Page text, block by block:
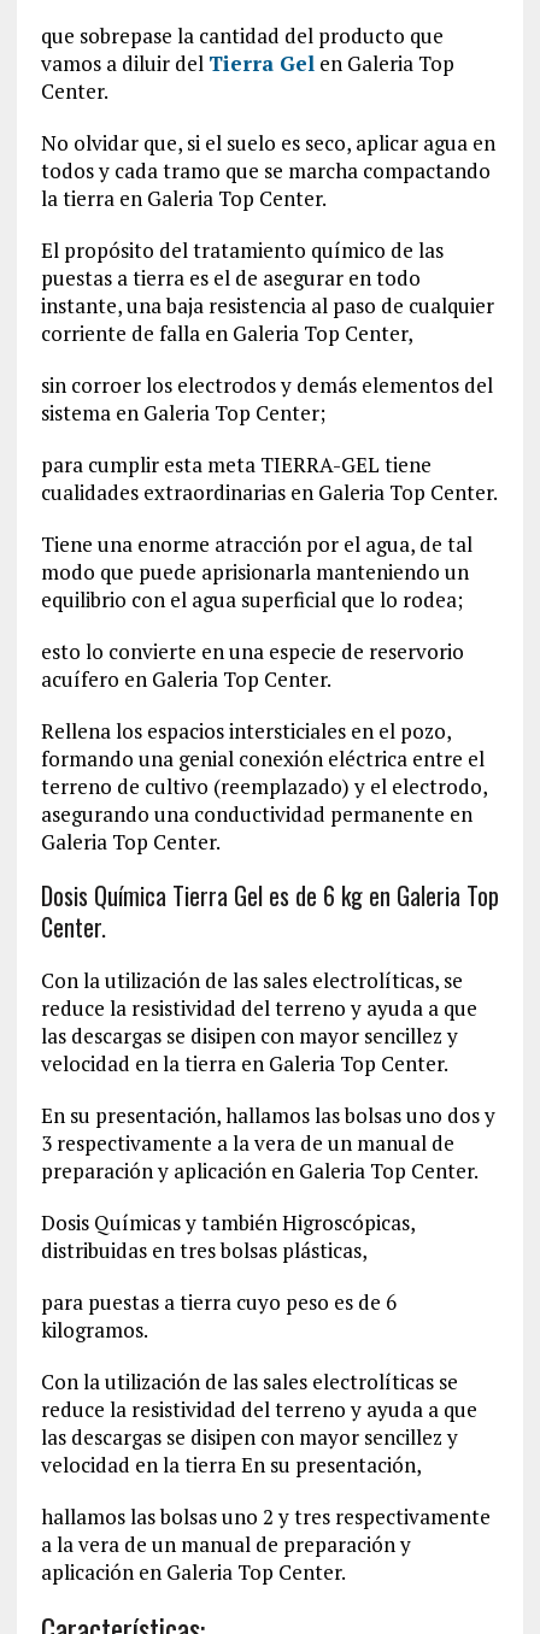
que sobrepase la cantidad del producto que
vamos a diluir del Tierra Gelen Galeria Top
Center.
No olvidar que, si el suelo es seco, aplicar agua en
todos y cada tramo que se marcha compactando
la tierra en Galeria Top Center.
El propósito del tratamiento químico de las
puestas a tierra es el de asegurar en todo
instante, una baja resistencia al paso de cualquier
corriente de falla en Galeria Top Center,
sin corroer los electrodos y demás elementos del
sistema en Galeria Top Center;
para cumplir esta meta TIERRA-GEL tiene
cualidades extraordinarias en Galeria Top Center.
Tiene una enorme atracción por el agua, de tal
modo que puede aprisionarla manteniendo un
equilibrio con el agua superficial que lo rodea;
esto lo convierte en una especie de reservorio
acuífero en Galeria Top Center.
Rellena los espacios intersticiales en el pozo,
formando una genial conexión eléctrica entre el
terreno de cultivo (reemplazado) y el electrodo,
asegurando una conductividad permanente en
Galeria Top Center.
Dosis Química Tierra Gel es de 6 kg en Galeria Top
Center.
Con la utilización de las sales electrolíticas, se
reduce la resistividad del terreno y ayuda a que
las descargas se disipen con mayor sencillez y
velocidad en la tierra en Galeria Top Center.
En su presentación, hallamos las bolsas uno dos y
3 respectivamente a la vera de un manual de
preparación y aplicación en Galeria Top Center.
Dosis Químicas y también Higroscópicas,
distribuidas en tres bolsas plásticas,
para puestas a tierra cuyo peso es de 6
kilogramos.
Con la utilización de las sales electrolíticas se
reduce la resistividad del terreno y ayuda a que
las descargas se disipen con mayor sencillez y
velocidad en la tierra En su presentación,
hallamos las bolsas uno 2 y tres respectivamente
a la vera de un manual de preparación y
aplicación en Galeria Top Center.